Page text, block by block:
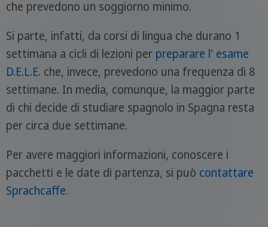
che prevedono un soggiorno minimo.
Si parte, infatti, da corsi di lingua che durano 1
settimana a cicli di lezioni per preparare l' esame
D.E.L.E. che, invece, prevedono una frequenza di 8
settimane. In media, comunque, la maggior parte
di chi decide di studiare spagnolo in Spagna resta
per circa due settimane.
Per avere maggiori informazioni, conoscere i
pacchetti e le date di partenza, si può contattare
Sprachcaffe.